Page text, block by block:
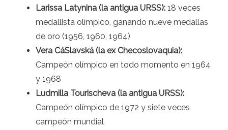
Larissa Latynina (la antigua URSS): 18 veces
medallista olímpico, ganando nueve medallas
de oro (1956, 1960, 1964)
Vera CáSlavská (la ex Checoslovaquia):
Campeón olímpico en todo momento en 1964
y 1968
Ludmilla Tourischeva (la antigua URSS):
Campeón olímpico de 1972 y siete veces
campeón mundial